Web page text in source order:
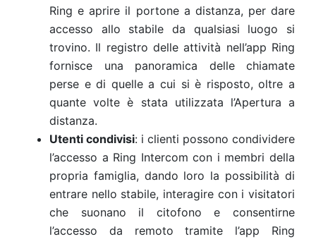
Ring e aprire il portone a distanza, per dare
accesso allo stabile da qualsiasi luogo si
trovino. Il registro delle attività nell’app Ring
fornisce una panoramica delle chiamate
perse e di quelle a cui si è risposto, oltre a
quante volte è stata utilizzata l’Apertura a
distanza.
Utenti condivisi: i clienti possono condividere
l’accesso a Ring Intercom con i membri della
propria famiglia, dando loro la possibilità di
entrare nello stabile, interagire con i visitatori
che suonano il citofono e consentirne
l’accesso da remoto tramite l’app Ring